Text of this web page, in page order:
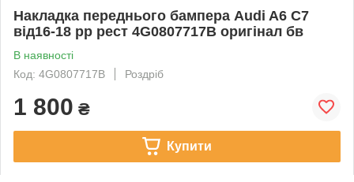
Накладка переднього бампера Audi A6 C7
від16-18 рр рест 4G0807717B оригінал бв
В наявності
Код: 4G0807717B
Роздріб
1 800 ₴
Купити